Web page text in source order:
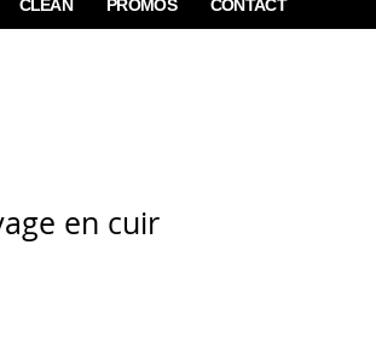
CLEAN PROMOS CONTACT
en cuir